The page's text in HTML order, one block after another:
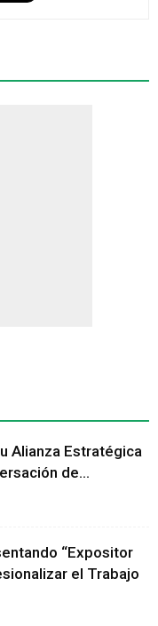
Alianza Estratégica
de...
“Expositor
el Trabajo